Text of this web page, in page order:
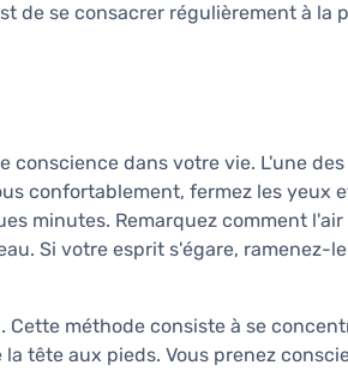
de se consacrer régulièrement à la
conscience dans votre vie. L'une
confortablement, fermez les yeux
minutes. Remarquez comment l'air
Si votre esprit s'égare, ramenez-
méthode consiste à se
tête aux pieds. Vous prenez